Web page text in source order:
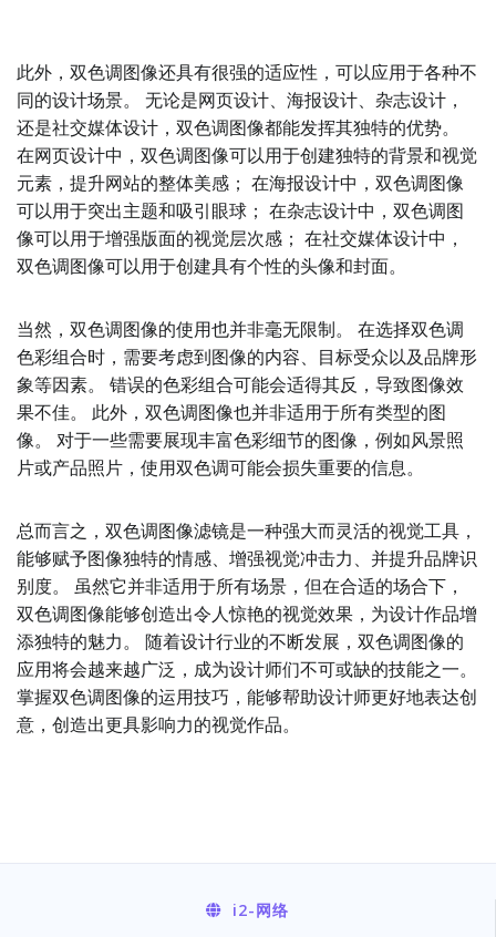
此外，双色调图像还具有很强的适应性，可以应用于各种不
同的设计场景。 无论是网页设计、海报设计、杂志设计，
还是社交媒体设计，双色调图像都能发挥其独特的优势。
在网页设计中，双色调图像可以用于创建独特的背景和视觉
元素，提升网站的整体美感； 在海报设计中，双色调图像
可以用于突出主题和吸引眼球； 在杂志设计中，双色调图
像可以用于增强版面的视觉层次感； 在社交媒体设计中，
双色调图像可以用于创建具有个性的头像和封面。
当然，双色调图像的使用也并非毫无限制。 在选择双色调
色彩组合时，需要考虑到图像的内容、目标受众以及品牌形
象等因素。 错误的色彩组合可能会适得其反，导致图像效
果不佳。 此外，双色调图像也并非适用于所有类型的图
像。 对于一些需要展现丰富色彩细节的图像，例如风景照
片或产品照片，使用双色调可能会损失重要的信息。
总而言之，双色调图像滤镜是一种强大而灵活的视觉工具，
能够赋予图像独特的情感、增强视觉冲击力、并提升品牌识
别度。 虽然它并非适用于所有场景，但在合适的场合下，
双色调图像能够创造出令人惊艳的视觉效果，为设计作品增
添独特的魅力。 随着设计行业的不断发展，双色调图像的
应用将会越来越广泛，成为设计师们不可或缺的技能之一。
掌握双色调图像的运用技巧，能够帮助设计师更好地表达创
意，创造出更具影响力的视觉作品。
i2-网络